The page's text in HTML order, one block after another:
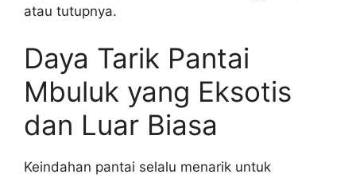
atau tutupnya.
Daya Tarik Pantai
Mbuluk yang Eksotis
dan Luar Biasa
Keindahan pantai selalu menarik untuk